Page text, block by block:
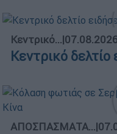
Κεντρικό...|
Κεντρικό
ΑΠΟΣΠΑΣΜΑΤΑ...|